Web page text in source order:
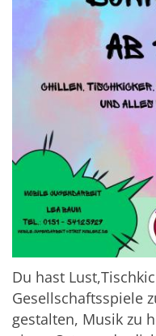
Du hast
Gesellschaftsspiele
gestalten, Musik zu